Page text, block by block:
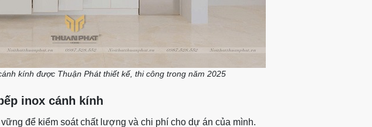
kính được Thuận Phát thiết kế, thi công trong năm 2025​
inox cánh kính
để kiểm soát chất lượng và chi phí cho dự án của mình.